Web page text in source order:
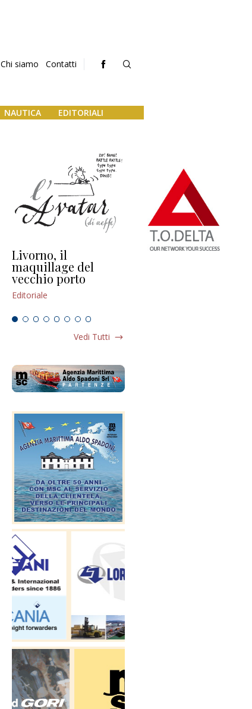
Chi siamo Contatti
NAUTICA EDITORIALI
Livorno, il
maquillage del
vecchio porto
Editoriale
L’uscita di scena di
Vedi Tutti